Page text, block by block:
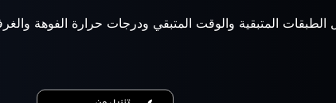
المتبقية والوقت المتبقي ودرجات حرارة الفوهة